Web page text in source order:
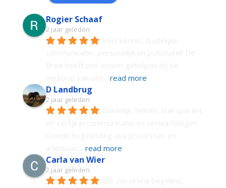
Rogier Schaaf
2 jaar geleden
read more
D Landbrug
2 jaar geleden
read more
Carla van Wier
2 jaar geleden